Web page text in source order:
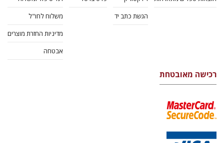
הגשת כתב יד
משלוח לחו"ל
מדיניות החזרת מוצרים
אבטחה
רכישה מאובטחת